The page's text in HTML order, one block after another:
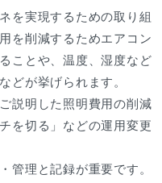
を実現するための取り組
を削減するためエアコン
ことや、温度、湿度など
どが挙げられます。
説明した照明費用の削減
を切る」などの運用変更
管理と記録が重要です。